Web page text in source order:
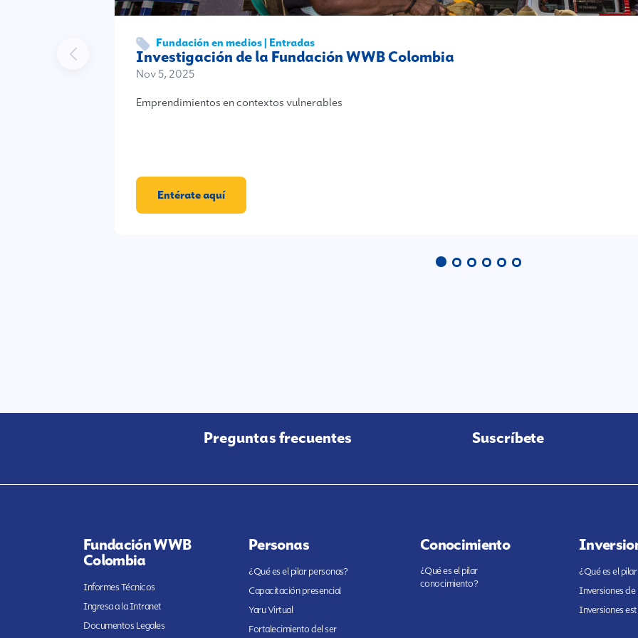
Fundación en medios | Entradas
Investigación de la Fundación WWB Colombia
Nov 5, 2025
Emprendimientos en contextos vulnerables
Entérate aquí
Preguntas frecuentes Suscríbete
Fundación WWB
Colombia
Informes Técnicos
Ingresa a la Intranet
Documentos Legales
Personas
¿Qué es el pilar personas?
Capacitación presencial
Yaru Virtual
Fortalecimiento del ser
Conocimiento
¿Qué es el pilar
conocimiento?
¿Qué es el
Inversiones
Inversiones